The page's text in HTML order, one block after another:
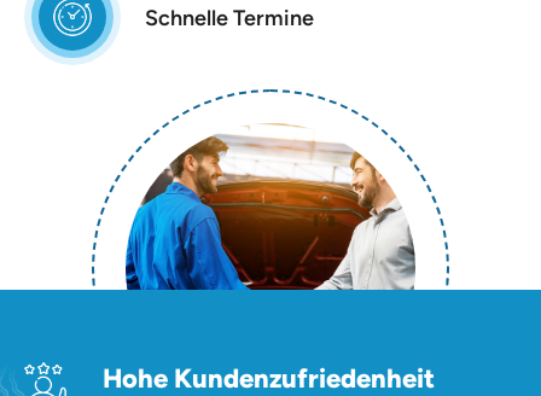
Schnelle Termine
Hohe Kundenzufriedenheit